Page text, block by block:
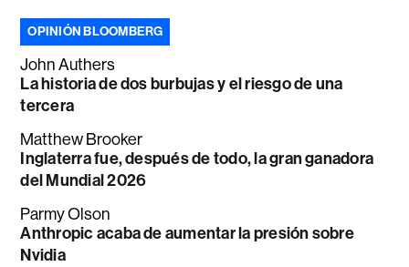
OPINIÓN BLOOMBERG
John Authers
La historia de dos burbujas y el riesgo de una
tercera
Matthew Brooker
Inglaterra fue, después de todo, la gran ganadora
del Mundial 2026
Parmy Olson
Anthropic acaba de aumentar la presión sobre
Nvidia